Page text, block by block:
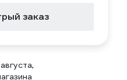
заказ